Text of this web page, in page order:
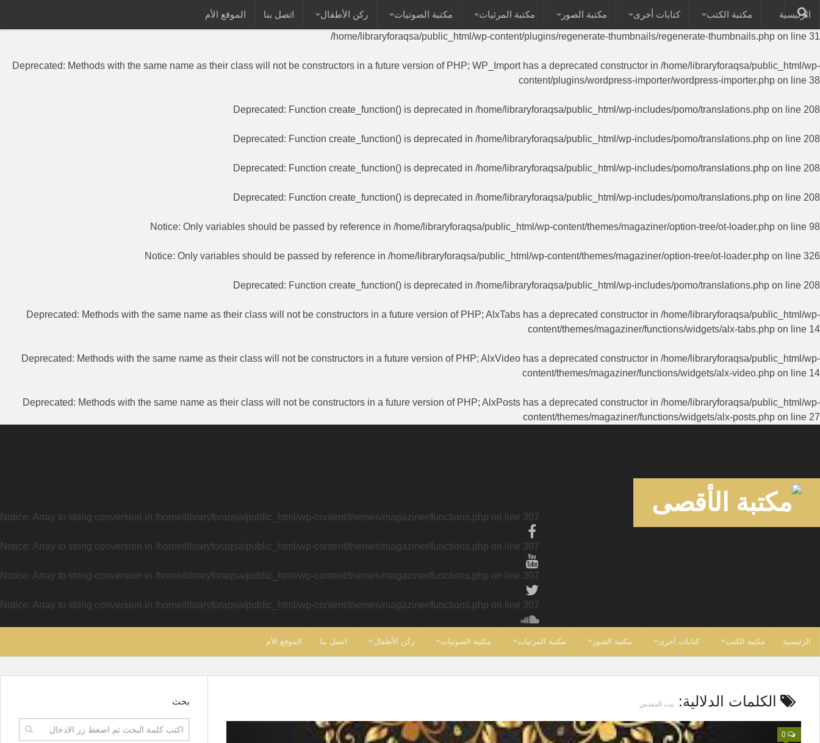
: Methods with the same name as their class will not be constructors in a future version of PHP; RegenerateThumbnails has a deprecated constructor in
/home/libraryforaqsa/public_html/wp-content/plugins/regenerate-thumbnails/regenerate-thumbnails.php on line 31
Deprecated: Methods with the same name as their class will not be constructors in a future version of PHP; WP_Import has a deprecated constructor in /home/libraryforaqsa/public_html/wp-
content/plugins/wordpress-importer/wordpress-importer.php on line 38
Deprecated: Function create_function() is deprecated in /home/libraryforaqsa/public_html/wp-includes/pomo/translations.php on line 208
Deprecated: Function create_function() is deprecated in /home/libraryforaqsa/public_html/wp-includes/pomo/translations.php on line 208
Deprecated: Function create_function() is deprecated in /home/libraryforaqsa/public_html/wp-includes/pomo/translations.php on line 208
Deprecated: Function create_function() is deprecated in /home/libraryforaqsa/public_html/wp-includes/pomo/translations.php on line 208
Notice: Only variables should be passed by reference in /home/libraryforaqsa/public_html/wp-content/themes/magaziner/option-tree/ot-loader.php on line 98
Notice: Only variables should be passed by reference in /home/libraryforaqsa/public_html/wp-content/themes/magaziner/option-tree/ot-loader.php on line 326
Deprecated: Function create_function() is deprecated in /home/libraryforaqsa/public_html/wp-includes/pomo/translations.php on line 208
Deprecated: Methods with the same name as their class will not be constructors in a future version of PHP; AlxTabs has a deprecated constructor in /home/libraryforaqsa/public_html/wp-
content/themes/magaziner/functions/widgets/alx-tabs.php on line 14
Deprecated: Methods with the same name as their class will not be constructors in a future version of PHP; AlxVideo has a deprecated constructor in /home/libraryforaqsa/public_html/wp-
content/themes/magaziner/functions/widgets/alx-video.php on line 14
Deprecated: Methods with the same name as their class will not be constructors in a future version of PHP; AlxPosts has a deprecated constructor in /home/libraryforaqsa/public_html/wp-
content/themes/magaziner/functions/widgets/alx-posts.php on line 27
الرئيسية مكتبة الكتب كتابات أخرى مكتبة الصور مكتبة المرئيات مكتبة الصوتيات ركن الأطفال اتصل بنا الموقع الأم
Notice: Array to string conversion in /home/libraryforaqsa/public_html/wp-content/themes/magaziner/functions.php on line 307
Notice: Array to string conversion in /home/libraryforaqsa/public_html/wp-content/themes/magaziner/functions.php on line 307
Notice: Array to string conversion in /home/libraryforaqsa/public_html/wp-content/themes/magaziner/functions.php on line 307
Notice: Array to string conversion in /home/libraryforaqsa/public_html/wp-content/themes/magaziner/functions.php on line 307
الرئيسية مكتبة الكتب كتابات أخرى مكتبة الصور مكتبة المرئيات مكتبة الصوتيات ركن الأطفال اتصل بنا الموقع الأم
الكلمات الدلالية: بيت المقدس
0
بحث